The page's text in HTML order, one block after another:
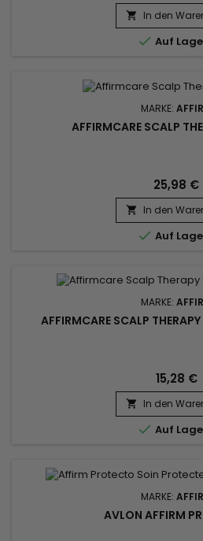
 In den
 Auf
MARKE:
AFFIRMCARE SCALP
25,98 €
 In den
 Auf
MARKE:
AFFIRMCARE SCALP
15,28 €
 In den
 Auf
MARKE:
AVLON AFFIRM